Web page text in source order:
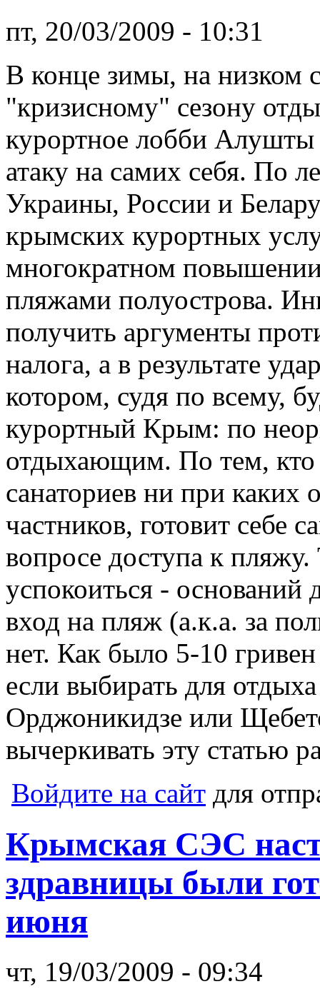
пт, 20/03/2009 - 10:31
В конце зимы, на низком
"кризисному" сезону
курортное лобби
атаку на самих себя. По
Украины, России и
крымских курортных
многократном
пляжами полуострова.
получить аргументы
налога, а в результате
котором, судя по всему,
курортный Крым: по
отдыхающим. По тем, кто
санаториев ни при каких
частников, готовит себе
вопросе доступа к
успокоиться -
вход на пляж (а.к.а. за
нет. Как было 5-10
если выбирать для
Орджоникидзе или
вычеркивать эту статью
Войдите на сайт для
Крымская СЭС
здравницы были
июня
чт, 19/03/2009 - 09:34